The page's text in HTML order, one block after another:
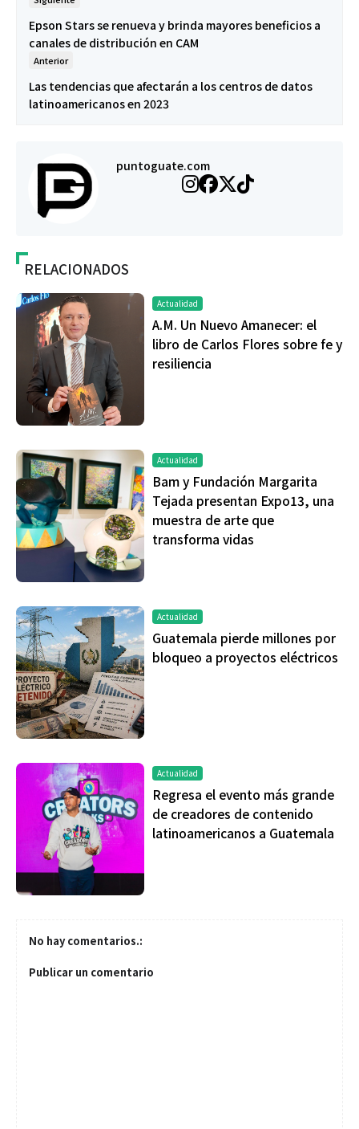
Epson Stars se renueva y brinda mayores beneficios a
canales de distribución en CAM
Anterior
Las tendencias que afectarán a los centros de datos
latinoamericanos en 2023
puntoguate.com
RELACIONADOS
Actualidad
A.M. Un Nuevo Amanecer: el
libro de Carlos Flores sobre fe y
resiliencia
Actualidad
Bam y Fundación Margarita
Tejada presentan Expo13, una
muestra de arte que
transforma vidas
Actualidad
Guatemala pierde millones por
bloqueo a proyectos eléctricos
Actualidad
Regresa el evento más grande
de creadores de contenido
latinoamericanos a Guatemala
No hay comentarios.:
Publicar un comentario